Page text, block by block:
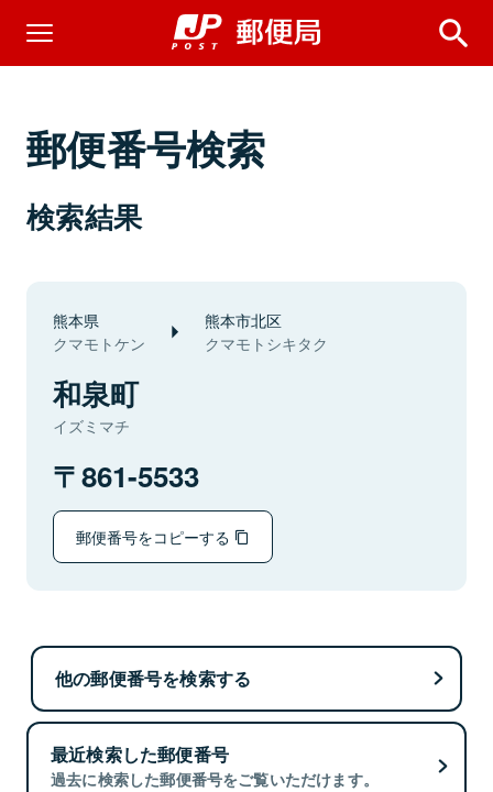
郵便番号検索
検索結果
熊本県
クマモトケン
熊本市北区
クマモトシキタク
和泉町
イズミマチ
861-5533
郵便番号をコピーする
他の郵便番号を検索する
最近検索した郵便番号
過去に検索した郵便番号をご覧いただけます。